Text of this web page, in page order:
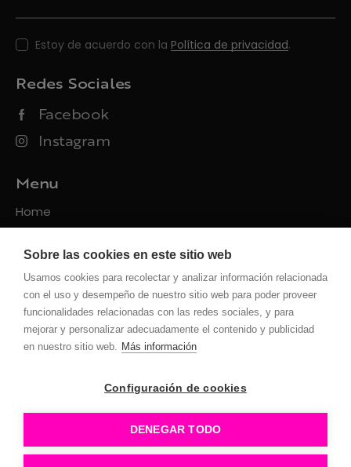
Estoy de acuerdo con la Política de privacidad.
Redes Sociales
Facebook
Instagram
Menu
Home
Servicios
Contacto
Políticas
Privacidad
Configuración Cookies
Sobre las cookies en este sitio web
Usamos cookies para recolectar y analizar información relacionada
con el uso y desempeño de nuestro sitio web para poder proveer
funcionalidades relacionadas con las redes sociales, y para
mejorar y personalizar adecuadamente el contenido y publicidad
en nuestro sitio web. Más información
Configuración de cookies
DENEGAR TODO